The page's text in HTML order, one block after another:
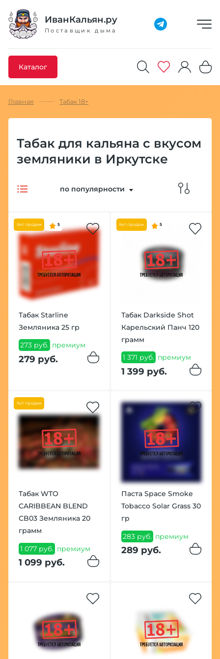
ИванКальян.ру
Поставщик дыма
Каталог
Добавлено максимальное кол-во товара
Главная Табак 18+
Табак для кальяна с вкусом
земляники в Иркутске
по популярности
Хит продаж 5
Табак Starline
Земляника 25 гр
273 руб. премиум
279 руб.
Хит продаж 5
Табак Darkside Shot
Карельский Панч 120
грамм
1 371 руб. премиум
1 399 руб.
Хит продаж
Табак WTO
CARIBBEAN BLEND
CB03 Земляника 20
грамм
1 077 руб. премиум
1 099 руб.
Паста Space Smoke
Tobacco Solar Grass 30
гр
283 руб. премиум
289 руб.